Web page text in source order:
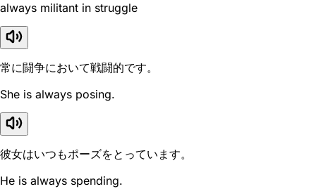
always militant in struggle
常に闘争において戦闘的です。
She is always posing.
彼女はいつもポーズをとっています。
He is always spending.